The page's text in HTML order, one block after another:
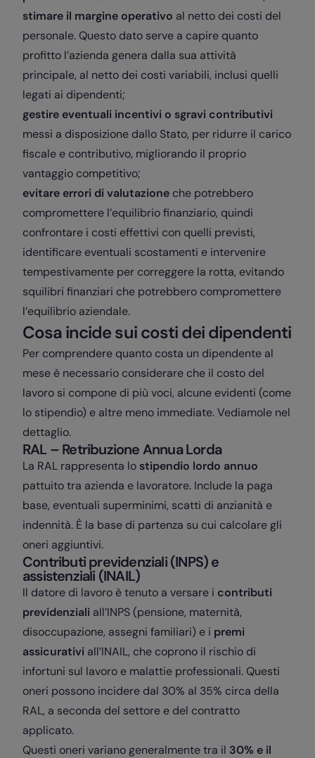
stimare il margine operativo al netto dei costi del
personale. Questo dato serve a capire quanto
profitto l’azienda genera dalla sua attività
principale, al netto dei costi variabili, inclusi quelli
legati ai dipendenti;
gestire eventuali incentivi o sgravi contributivi
messi a disposizione dallo Stato, per ridurre il carico
fiscale e contributivo, migliorando il proprio
vantaggio competitivo;
evitare errori di valutazione che potrebbero
compromettere l’equilibrio finanziario, quindi
confrontare i costi effettivi con quelli previsti,
identificare eventuali scostamenti e intervenire
tempestivamente per correggere la rotta, evitando
squilibri finanziari che potrebbero compromettere
l’equilibrio aziendale.
Cosa incide sui costi dei dipendenti
Per comprendere quanto costa un dipendente al
mese è necessario considerare che il costo del
lavoro si compone di più voci, alcune evidenti (come
lo stipendio) e altre meno immediate. Vediamole nel
dettaglio.
RAL – Retribuzione Annua Lorda
La RAL rappresenta lo stipendio lordo annuo
pattuito tra azienda e lavoratore. Include la paga
base, eventuali superminimi, scatti di anzianità e
indennità. È la base di partenza su cui calcolare gli
oneri aggiuntivi.
Contributi previdenziali (INPS) e
assistenziali (INAIL)
Il datore di lavoro è tenuto a versare i contributi
previdenziali all’INPS (pensione, maternità,
disoccupazione, assegni familiari) e i premi
assicurativi all’INAIL, che coprono il rischio di
infortuni sul lavoro e malattie professionali. Questi
oneri possono incidere dal 30% al 35% circa della
RAL, a seconda del settore e del contratto
applicato.
Questi oneri variano generalmente tra il 30% e il